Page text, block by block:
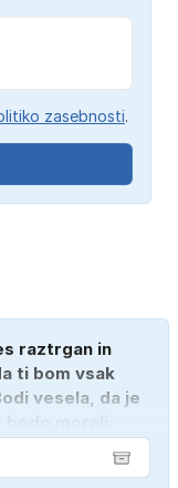
zasebnosti.
raztrgan in
ti bom vsak
vesela, da je
morali